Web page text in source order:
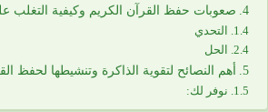
صعوبات حفظ القرآن الكريم وكيفية التغلب
التحدي
الحل
أهم النصائح لتقوية الذاكرة وتنشيطها لحفظ
نوفر لك: